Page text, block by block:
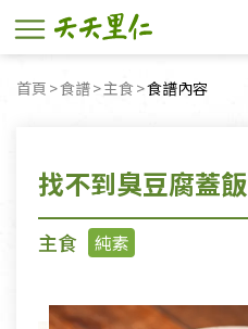
首頁 食譜 主食 目前頁面：
食譜內容
找不到臭豆腐蓋飯
主食
純素